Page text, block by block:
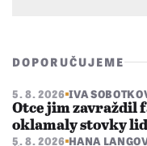
DOPORUČUJEME
5. 8. 2026 IVA
Otce jim zavraždil
oklamaly stovky
5. 8. 2026 HANA